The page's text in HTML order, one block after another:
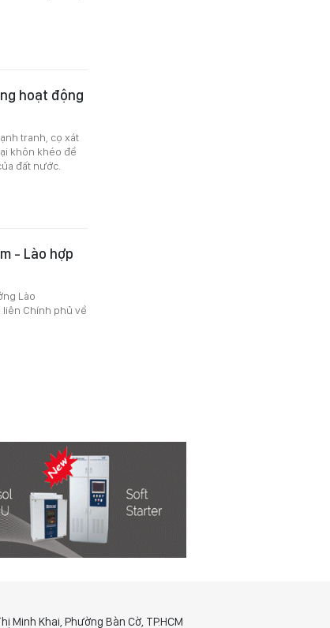
hoạt động
tranh, cọ xát
khôn khéo để
đất nước.
- Lào hợp
Lào
liên Chính phủ về
Minh Khai, Phường Bàn Cờ, TP.HCM